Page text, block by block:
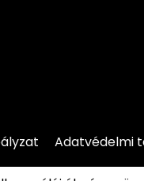
Adatvédelmi